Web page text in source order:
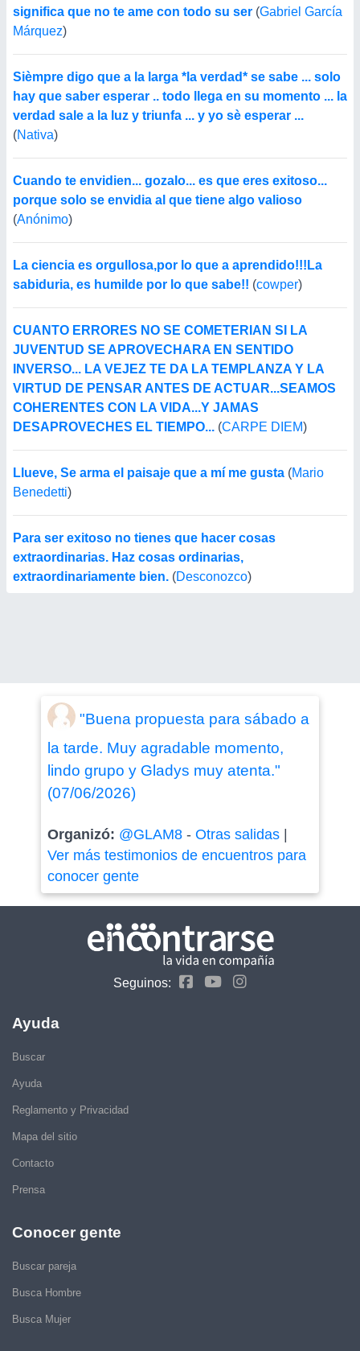
significa que no te ame con todo su ser (Gabriel García
Márquez)
Sièmpre digo que a la larga *la verdad* se sabe ... solo
hay que saber esperar .. todo llega en su momento ... la
verdad sale a la luz y triunfa ... y yo sè esperar ...
(Nativa)
Cuando te envidien... gozalo... es que eres exitoso...
porque solo se envidia al que tiene algo valioso
(Anónimo)
La ciencia es orgullosa,por lo que a aprendido!!!La
sabiduria, es humilde por lo que sabe!! (cowper)
CUANTO ERRORES NO SE COMETERIAN SI LA
JUVENTUD SE APROVECHARA EN SENTIDO
INVERSO... LA VEJEZ TE DA LA TEMPLANZA Y LA
VIRTUD DE PENSAR ANTES DE ACTUAR...SEAMOS
COHERENTES CON LA VIDA...Y JAMAS
DESAPROVECHES EL TIEMPO... (CARPE DIEM)
Llueve, Se arma el paisaje que a mí me gusta (Mario
Benedetti)
Para ser exitoso no tienes que hacer cosas
extraordinarias. Haz cosas ordinarias,
extraordinariamente bien. (Desconozco)
"Buena propuesta para sábado a
la tarde. Muy agradable momento,
lindo grupo y Gladys muy atenta."
(07/06/2026)
Organizó: @GLAM8- Otras salidas|
Ver más testimonios de encuentros para
conocer gente
Seguinos:
Ayuda
Buscar
Ayuda
Reglamento y Privacidad
Mapa del sitio
Contacto
Prensa
Conocer gente
Buscar pareja
Busca Hombre
Busca Mujer